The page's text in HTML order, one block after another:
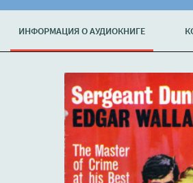
ИНФОРМАЦИЯ О АУДИОКНИГЕ